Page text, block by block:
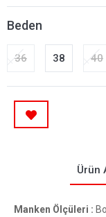
Beden
36 38 40
Ürün
Manken Ölçüleri :